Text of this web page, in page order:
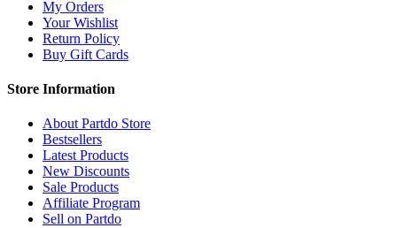
My Orders
Your Wishlist
Return Policy
Buy Gift Cards
Store Information
About Partdo Store
Bestsellers
Latest Products
New Discounts
Sale Products
Affiliate Program
Sell on Partdo